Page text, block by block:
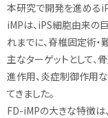
本研究で開発を進める
iMPは、iPS細胞由来の
れまでに、脊椎固定術
主なターゲットとして
進作用、炎症制御作用
てきました。
FD-iMPの大きな特徴は